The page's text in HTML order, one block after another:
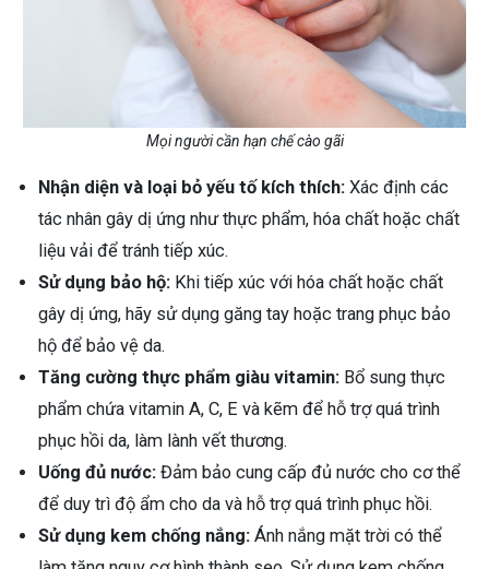
Mọi người cần hạn chế cào gãi
Nhận diện và loại bỏ yếu tố kích thích: Xác định các
tác nhân gây dị ứng như thực phẩm, hóa chất hoặc chất
liệu vải để tránh tiếp xúc.
Sử dụng bảo hộ: Khi tiếp xúc với hóa chất hoặc chất
gây dị ứng, hãy sử dụng găng tay hoặc trang phục bảo
hộ để bảo vệ da.
Tăng cường thực phẩm giàu vitamin: Bổ sung thực
phẩm chứa vitamin A, C, E và kẽm để hỗ trợ quá trình
phục hồi da, làm lành vết thương.
Uống đủ nước: Đảm bảo cung cấp đủ nước cho cơ thể
để duy trì độ ẩm cho da và hỗ trợ quá trình phục hồi.
Sử dụng kem chống nắng: Ánh nắng mặt trời có thể